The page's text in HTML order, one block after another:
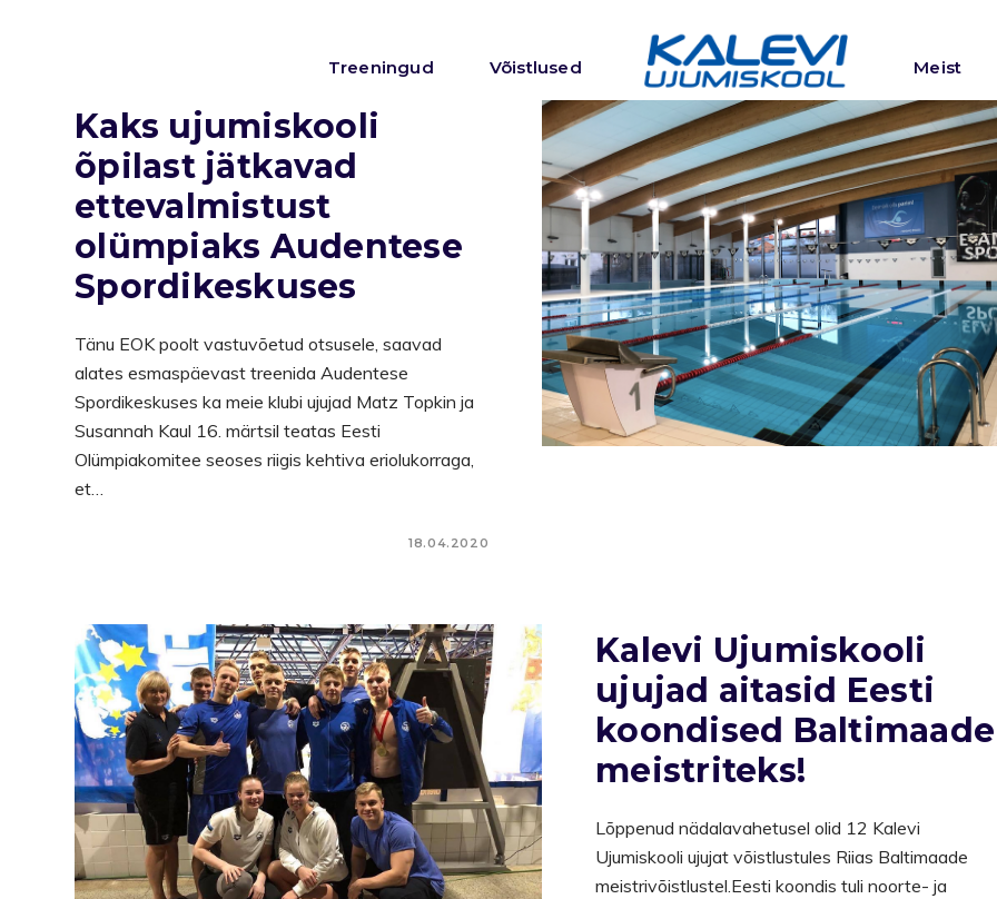
Treeningud Võistlused Meist
Kaks ujumiskooli
õpilast jätkavad
ettevalmistust
olümpiaks Audentese
Spordikeskuses
Tänu EOK poolt vastuvõetud otsusele, saavad
alates esmaspäevast treenida Audentese
Spordikeskuses ka meie klubi ujujad Matz Topkin ja
Susannah Kaul 16. märtsil teatas Eesti
Olümpiakomitee seoses riigis kehtiva eriolukorraga,
et…
18.04.2020
Kalevi Ujumiskooli
ujujad aitasid Eesti
koondised Baltimaade
meistriteks!
Lõppenud nädalavahetusel olid 12 Kalevi
Ujumiskooli ujujat võistlustules Riias Baltimaade
meistrivõistlustel.Eesti koondis tuli noorte- ja